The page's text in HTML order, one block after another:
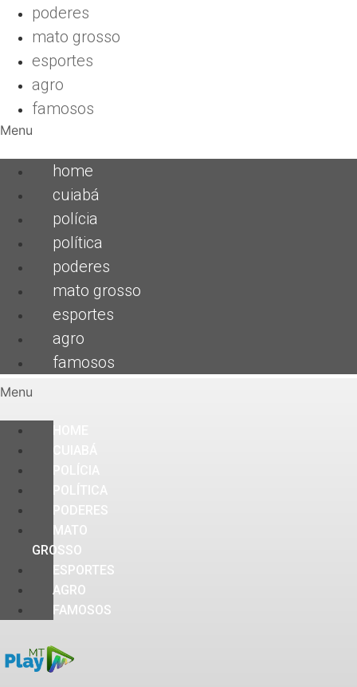
poderes
mato grosso
esportes
agro
famosos
Menu
home
cuiabá
polícia
política
poderes
mato grosso
esportes
agro
famosos
Menu
PODERES
MATO
GROSSO
ESPORTES
AGRO
FAMOSOS